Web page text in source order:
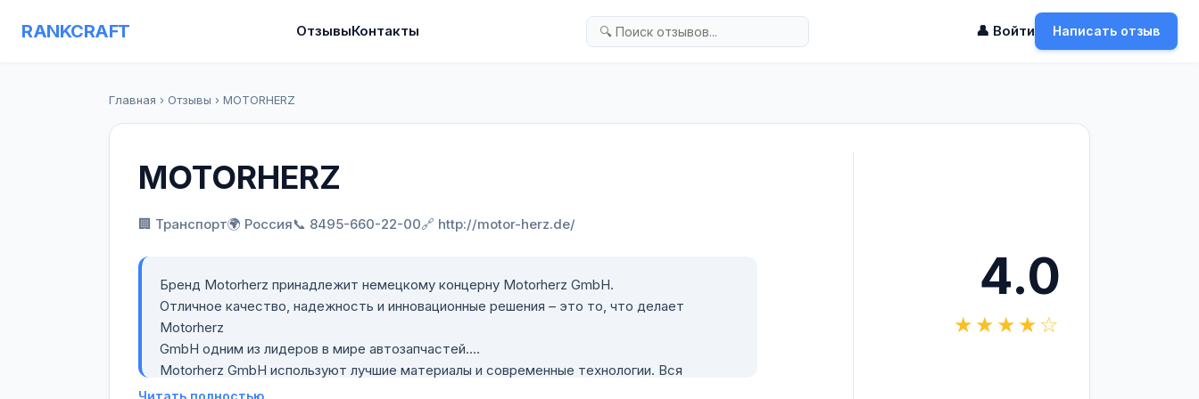
RANKCRAFT ОтзывыКонтакты 👤 Войти Написать отзыв
Главная › Отзывы › MOTORHERZ
MOTORHERZ
🏢 Транспорт🌍 Россия📞 8495-660-22-00🔗 http://motor-herz.de/
Бренд Motorherz принадлежит немецкому концерну Motorherz GmbH.
Отличное качество, надежность и инновационные решения – это то, что делает
Motorherz
GmbH одним из лидеров в мире автозапчастей.
Motorherz GmbH используют лучшие материалы и современные технологии. Вся
продукция проходит строгий контроль качества на каждом этапе производства, чтобы
Читать полностью
4.0
★★★★☆